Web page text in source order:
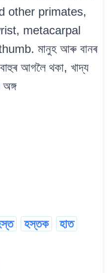
other primates,
metacarpal
মানুহ আৰু বানৰ
আগলৈ থকা, খাদ্য
হস্তক হাত